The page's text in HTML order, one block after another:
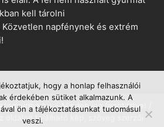
kell tárolni
napfénynek és extrém
− Minden jog fenntartva! /
oldalon található kép, szöveg szerzői
hogy a honlap felhasználói
érdekében sütiket alkalmazunk. A
ön a tájékoztatásunkat tudomásul
veszi.